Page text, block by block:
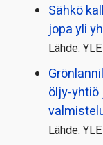
Sähkö
jopa yli
Lähde:
öljy-
Lähde: